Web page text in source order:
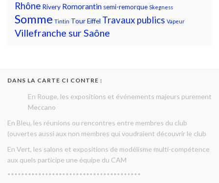
Rhône Rivery Romorantin semi-remorque Skegness
Somme Tintin Tour Eiffel Travaux publics Vapeur
Villefranche sur Saône
DANS LA CARTE CI CONTRE :
En Rouge, les expositions et événements majeurs purement
Meccano
En Bleu, les réunions ou rencontres entre membres du club
(ouvertes aussi aux non membres qui voudraient découvrir le club
En Vert, les salons et expositions de modélisme multi-compétence
aux quels participe une équipe du CAM
***************************************